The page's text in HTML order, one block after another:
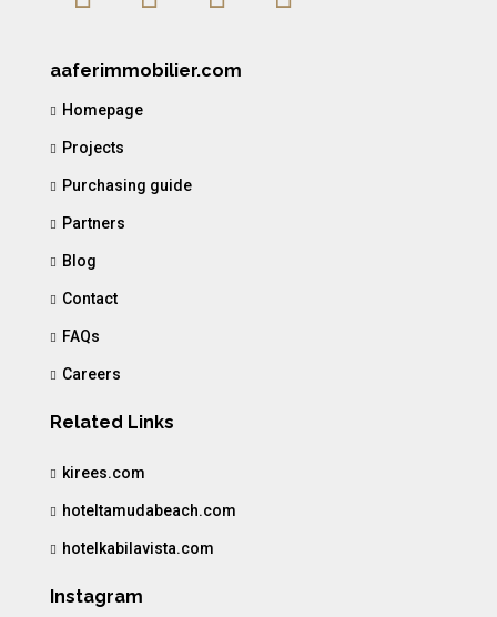
aaferimmobilier.com
Homepage
Projects
Purchasing guide
Partners
Blog
Contact
FAQs
Careers
Related Links
kirees.com
hoteltamudabeach.com
hotelkabilavista.com
Instagram